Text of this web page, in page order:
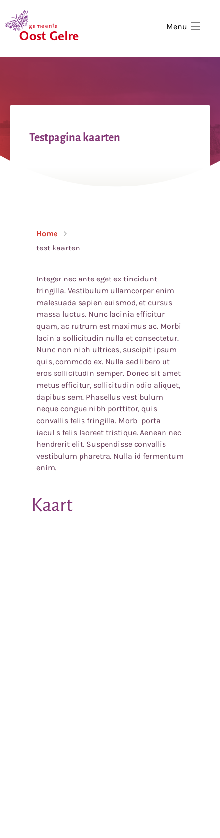
Menu
Testpagina kaarten
Home
test kaarten
Integer nec ante eget ex tincidunt
fringilla. Vestibulum ullamcorper enim
malesuada sapien euismod, et cursus
massa luctus. Nunc lacinia efficitur
quam, ac rutrum est maximus ac. Morbi
lacinia sollicitudin nulla et consectetur.
Nunc non nibh ultrices, suscipit ipsum
quis, commodo ex. Nulla sed libero ut
eros sollicitudin semper. Donec sit amet
metus efficitur, sollicitudin odio aliquet,
dapibus sem. Phasellus vestibulum
neque congue nibh porttitor, quis
convallis felis fringilla. Morbi porta
iaculis felis laoreet tristique. Aenean nec
hendrerit elit. Suspendisse convallis
vestibulum pharetra. Nulla id fermentum
enim.
Kaart